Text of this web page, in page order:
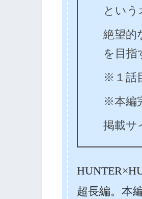
という
絶望的
を目指
※１話
※本編
掲載サ
超長編。本